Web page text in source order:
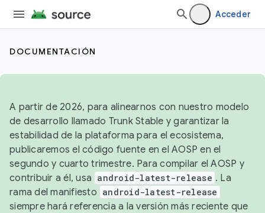
Acceder
DOCUMENTACIÓN
A partir de 2026, para alinearnos con nuestro modelo
de desarrollo llamado Trunk Stable y garantizar la
estabilidad de la plataforma para el ecosistema,
publicaremos el código fuente en el AOSP en el
segundo y cuarto trimestre. Para compilar el AOSP y
contribuir a él, usa android-latest-release . La
rama del manifiesto android-latest-release
siempre hará referencia a la versión más reciente que